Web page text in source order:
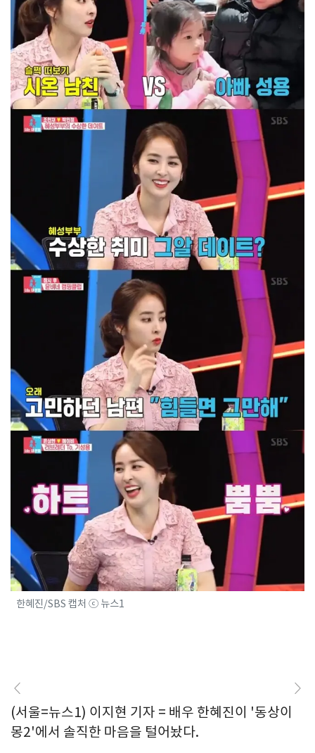
한혜진/SBS 캡처 ⓒ 뉴스1
(서울=뉴스1) 이지현 기자 = 배우 한혜진이 '동상이
몽2'에서 솔직한 마음을 털어놨다.